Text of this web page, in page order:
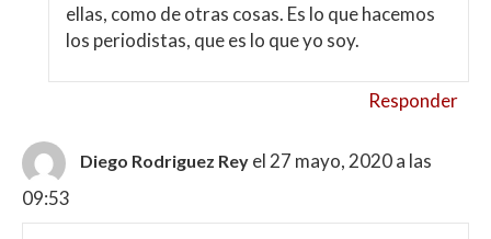
ellas, como de otras cosas. Es lo que hacemos
los periodistas, que es lo que yo soy.
Responder
Diego Rodriguez Rey el 27 mayo, 2020 a las
09:53